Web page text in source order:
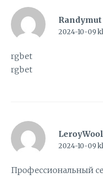
Randymut
2024-10-09
rgbet
rgbet
2024-10-09
Профессиональный